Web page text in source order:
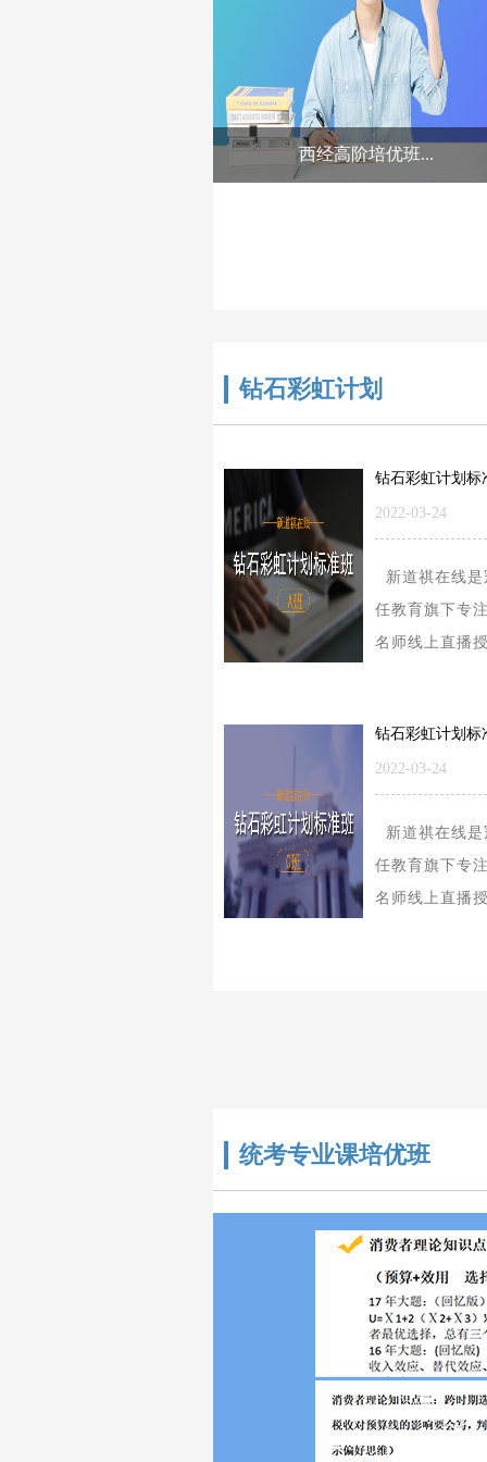
西经高阶培优班...
钻石彩虹计划
2022-03-24
新道祺在线是
任教育旗下专
名师线上直播
研公共课、考
2022-03-24
新道祺在线是
任教育旗下专
名师线上直播
统考专业课培优班